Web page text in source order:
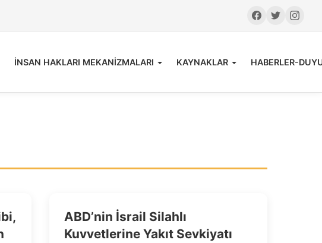
İNSAN HAKLARI MEKANİZMALARI KAYNAKLAR HABERLER-
ABD’nin İsrail Silahlı
Kuvvetlerine Yakıt Sevkiyatı